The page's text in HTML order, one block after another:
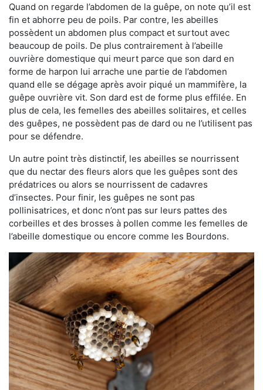
Quand on regarde l’abdomen de la guêpe, on note qu’il est
fin et abhorre peu de poils. Par contre, les abeilles
possèdent un abdomen plus compact et surtout avec
beaucoup de poils. De plus contrairement à l’abeille
ouvrière domestique qui meurt parce que son dard en
forme de harpon lui arrache une partie de l’abdomen
quand elle se dégage après avoir piqué un mammifère, la
guêpe ouvrière vit. Son dard est de forme plus effilée. En
plus de cela, les femelles des abeilles solitaires, et celles
des guêpes, ne possèdent pas de dard ou ne l’utilisent pas
pour se défendre.
Un autre point très distinctif, les abeilles se nourrissent
que du nectar des fleurs alors que les guêpes sont des
prédatrices ou alors se nourrissent de cadavres
d’insectes. Pour finir, les guêpes ne sont pas
pollinisatrices, et donc n’ont pas sur leurs pattes des
corbeilles et des brosses à pollen comme les femelles de
l’abeille domestique ou encore comme les Bourdons.